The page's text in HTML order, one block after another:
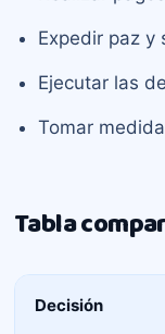
Expedir paz y
Ejecutar las
Tomar
Tabla
Decisión